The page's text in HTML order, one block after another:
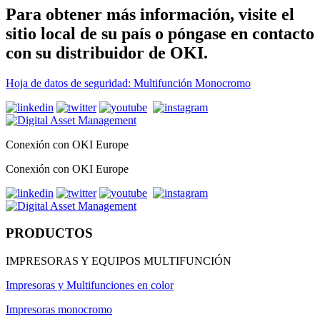
Para obtener más información, visite el
sitio local de su país o póngase en contacto
con su distribuidor de OKI.
Hoja de datos de seguridad: Multifunción Monocromo
Conexión con OKI Europe
Conexión con OKI Europe
PRODUCTOS
IMPRESORAS Y EQUIPOS MULTIFUNCIÓN
Impresoras y Multifunciones en color
Impresoras monocromo